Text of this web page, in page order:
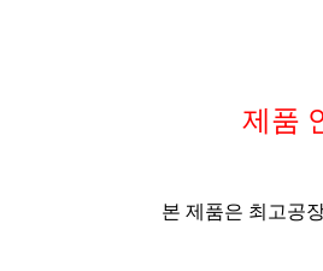
제품
본 제품은 최고공